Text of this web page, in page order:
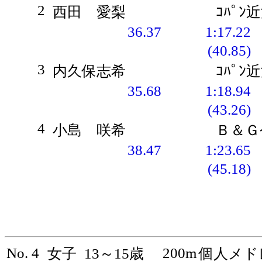
2 西田 愛梨
ｺﾊﾟﾝ
36.37
1:17.22
(40.85)
3 内久保志希
ｺﾊﾟﾝ
35.68
1:18.94
(43.26)
4 小島 咲希
Ｂ＆
38.47
1:23.65
(45.18)
No. 4 女子 13～15歳 200m個人メド